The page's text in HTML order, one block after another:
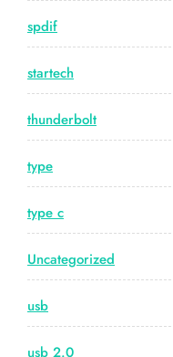
spdif
startech
thunderbolt
type
type c
Uncategorized
usb
usb 2.0